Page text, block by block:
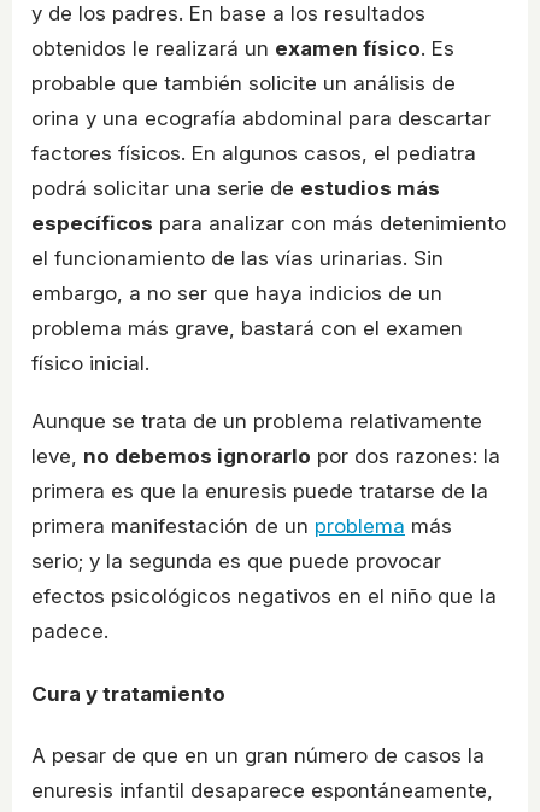
y de los padres. En base a los resultados
obtenidos le realizará un examen físico. Es
probable que también solicite un análisis de
orina y una ecografía abdominal para descartar
factores físicos. En algunos casos, el pediatra
podrá solicitar una serie de estudios más
específicos para analizar con más detenimiento
el funcionamiento de las vías urinarias. Sin
embargo, a no ser que haya indicios de un
problema más grave, bastará con el examen
físico inicial.
Aunque se trata de un problema relativamente
leve, no debemos ignorarlo por dos razones: la
primera es que la enuresis puede tratarse de la
primera manifestación de un problema más
serio; y la segunda es que puede provocar
efectos psicológicos negativos en el niño que la
padece.
Cura y tratamiento
A pesar de que en un gran número de casos la
enuresis infantil desaparece espontáneamente,